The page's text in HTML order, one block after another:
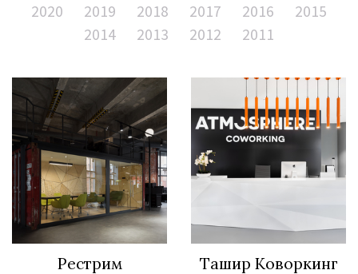
2020
2019 2018 2017 2016
2015
2014
2013 2012 2011
Рестрим Ташир Коворкинг